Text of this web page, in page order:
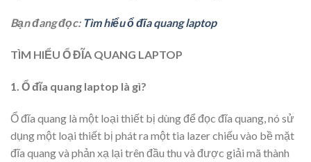
Bạn đang đọc: Tìm hiểu ổ đĩa quang laptop
TÌM HIỂU Ổ ĐĨA QUANG LAPTOP
1. Ổ đĩa quang laptop là gì?
Ổ đĩa quang là một loại thiết bị dùng để đọc đĩa quang, nó sử
dụng một loại thiết bị phát ra một tia lazer chiếu vào bề mặt
đĩa quang và phản xạ lại trên đầu thu và được giải mã thành